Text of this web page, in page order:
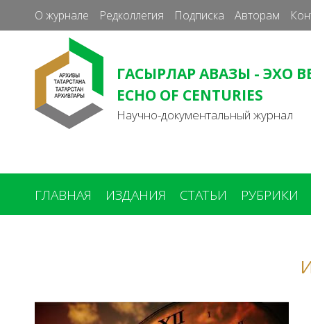
О журнале Редколлегия Подписка Авторам
ГАСЫРЛАР АВАЗЫ - ЭХО
ECHO OF CENTURIES
Научно-документальный журнал
ГЛАВНАЯ ИЗДАНИЯ СТАТЬИ РУБРИКИ